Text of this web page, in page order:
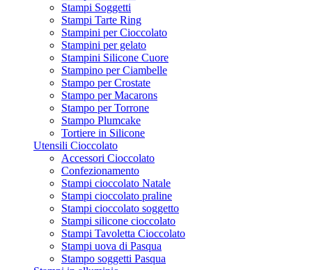
Stampi Soggetti
Stampi Tarte Ring
Stampini per Cioccolato
Stampini per gelato
Stampini Silicone Cuore
Stampino per Ciambelle
Stampo per Crostate
Stampo per Macarons
Stampo per Torrone
Stampo Plumcake
Tortiere in Silicone
Utensili Cioccolato
Accessori Cioccolato
Confezionamento
Stampi cioccolato Natale
Stampi cioccolato praline
Stampi cioccolato soggetto
Stampi silicone cioccolato
Stampi Tavoletta Cioccolato
Stampi uova di Pasqua
Stampo soggetti Pasqua